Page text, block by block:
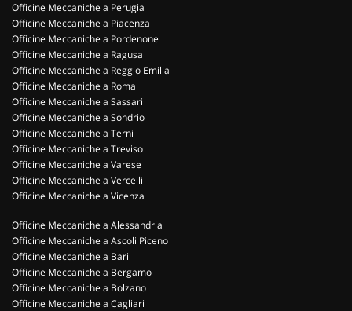
Officine Meccaniche a Perugia
Officine Meccaniche a Piacenza
Officine Meccaniche a Pordenone
Officine Meccaniche a Ragusa
Officine Meccaniche a Reggio Emilia
Officine Meccaniche a Roma
Officine Meccaniche a Sassari
Officine Meccaniche a Sondrio
Officine Meccaniche a Terni
Officine Meccaniche a Treviso
Officine Meccaniche a Varese
Officine Meccaniche a Vercelli
Officine Meccaniche a Vicenza
Officine Meccaniche a Alessandria
Officine Meccaniche a Ascoli Piceno
Officine Meccaniche a Bari
Officine Meccaniche a Bergamo
Officine Meccaniche a Bolzano
Officine Meccaniche a Cagliari